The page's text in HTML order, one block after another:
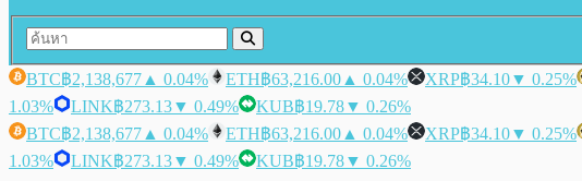
BTC฿2,138,677 ▲ 0.04% ETH฿63,216.00 ▲ 0.04% XRP฿34.10▼ 0.25%
1.03%
LINK฿273.13▼ 0.49% KUB฿19.78▼ 0.26%
BTC฿2,138,677 ▲ 0.04% ETH฿63,216.00 ▲ 0.04% XRP฿34.10▼ 0.25%
1.03%
LINK฿273.13▼ 0.49% KUB฿19.78▼ 0.26%